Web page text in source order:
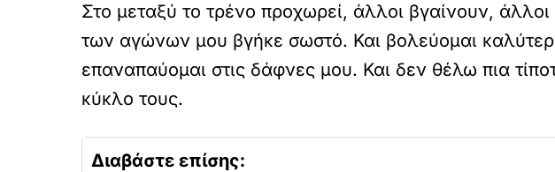
Στο μεταξύ το τρένο προχωρεί, άλλοι βγαίνουν,
των αγώνων μου βγήκε σωστό. Και βολεύομαι
επαναπαύομαι στις δάφνες μου. Και δεν θέλω πια
κύκλο τους.
Διαβάστε επίσης: